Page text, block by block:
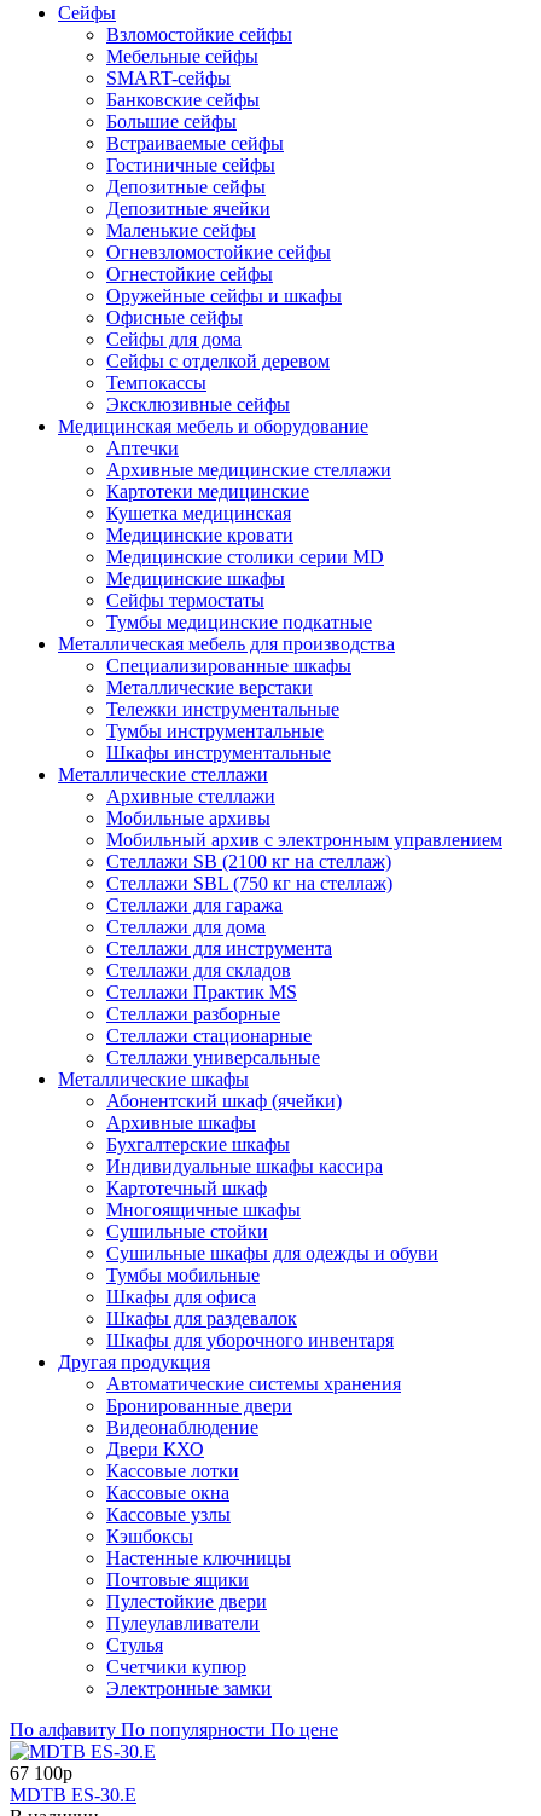
Сейфы
Взломостойкие сейфы
Мебельные сейфы
SMART-сейфы
Банковские сейфы
Большие сейфы
Встраиваемые сейфы
Гостиничные сейфы
Депозитные сейфы
Депозитные ячейки
Маленькие сейфы
Огневзломостойкие сейфы
Огнестойкие сейфы
Оружейные сейфы и шкафы
Офисные сейфы
Сейфы для дома
Сейфы с отделкой деревом
Темпокассы
Эксклюзивные сейфы
Медицинская мебель и оборудование
Аптечки
Архивные медицинские стеллажи
Картотеки медицинские
Кушетка медицинская
Медицинские кровати
Медицинские столики серии MD
Медицинские шкафы
Сейфы термостаты
Тумбы медицинские подкатные
Металлическая мебель для производства
Cпециализированные шкафы
Металлические верстаки
Тележки инструментальные
Тумбы инструментальные
Шкафы инструментальные
Металлические стеллажи
Архивные стеллажи
Мобильные архивы
Мобильный архив с электронным управлением
Стеллажи SB (2100 кг на стеллаж)
Стеллажи SBL (750 кг на стеллаж)
Стеллажи для гаража
Стеллажи для дома
Стеллажи для инструмента
Стеллажи для складов
Стеллажи Практик MS
Стеллажи разборные
Стеллажи стационарные
Стеллажи универсальные
Металлические шкафы
Абонентский шкаф (ячейки)
Архивные шкафы
Бухгалтерские шкафы
Индивидуальные шкафы кассира
Картотечный шкаф
Многоящичные шкафы
Сушильные стойки
Сушильные шкафы для одежды и обуви
Тумбы мобильные
Шкафы для офиса
Шкафы для раздевалок
Шкафы для уборочного инвентаря
Другая продукция
Автоматические системы хранения
Бронированные двери
Видеонаблюдение
Двери КХО
Кассовые лотки
Кассовые окна
Кассовые узлы
Кэшбоксы
Настенные ключницы
Почтовые ящики
Пулестойкие двери
Пулеулавливатели
Стулья
Счетчики купюр
Электронные замки
По алфавиту По популярности По цене
67 100р
MDTB ES-30.Е